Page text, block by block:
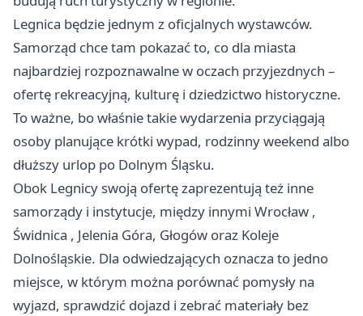
Legnica będzie jednym z oficjalnych wystawców.
Samorząd chce tam pokazać to, co dla miasta
najbardziej rozpoznawalne w oczach przyjezdnych –
ofertę rekreacyjną, kulturę i dziedzictwo historyczne.
To ważne, bo właśnie takie wydarzenia przyciągają
osoby planujące krótki wypad, rodzinny weekend albo
dłuższy urlop po Dolnym Śląsku.
Obok Legnicy swoją ofertę zaprezentują też inne
samorządy i instytucje, między innymi Wrocław ,
Świdnica , Jelenia Góra, Głogów oraz Koleje
Dolnośląskie. Dla odwiedzających oznacza to jedno
miejsce, w którym można porównać pomysły na
wyjazd, sprawdzić dojazd i zebrać materiały bez